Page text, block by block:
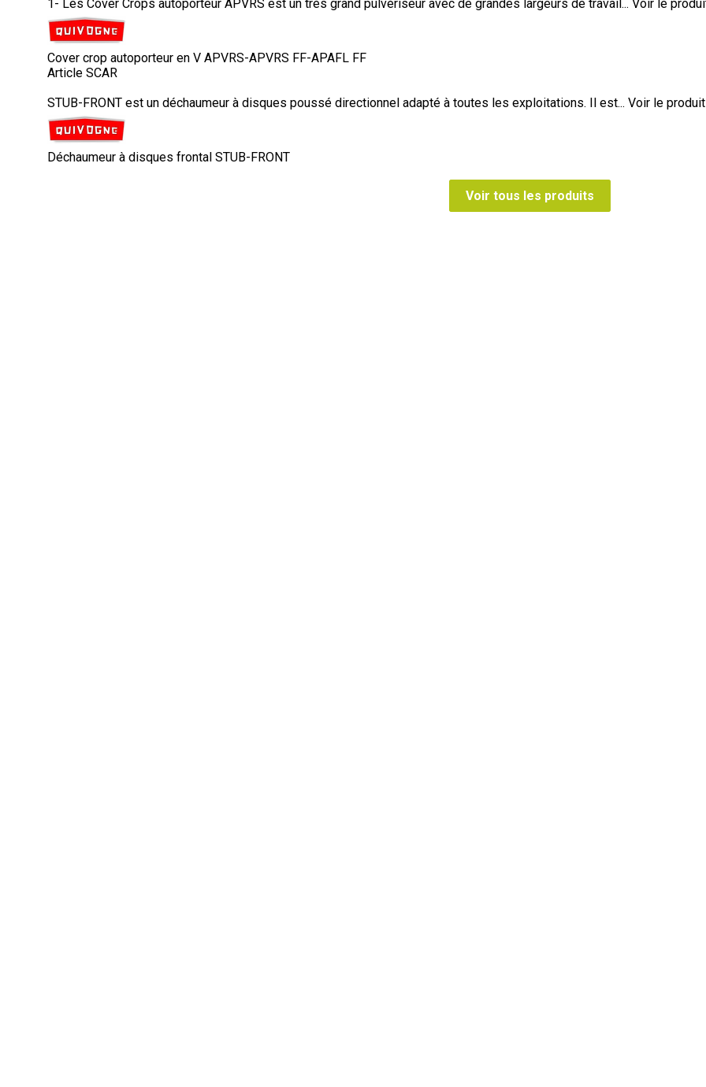
1- Les Cover Crops autoporteur APVRS est un très grand pulvériseur avec de grandes largeurs de travail... Voir le
Cover crop autoporteur en V APVRS-APVRS FF-APAFL FF
Article SCAR
STUB-FRONT est un déchaumeur à disques poussé directionnel adapté à toutes les exploitations. Il est... Voir le produit
Déchaumeur à disques frontal STUB-FRONT
Voir tous les produits